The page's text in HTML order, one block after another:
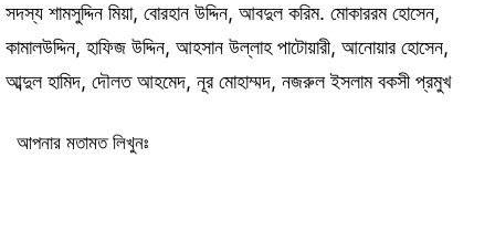
সদস্য শামসুদ্দিন মিয়া, বোরহান উদ্দিন, আবদুল করিম. মোকাররম হোসেন,
কামালউদ্দিন, হাফিজ উদ্দিন, আহসান উল্লাহ পাটোয়ারী, আনোয়ার হোসেন,
আব্দুল হামিদ, দৌলত আহমেদ, নূর মোহাম্মদ, নজরুল ইসলাম বকসী প্রমুখ
আপনার মতামত লিখুনঃ